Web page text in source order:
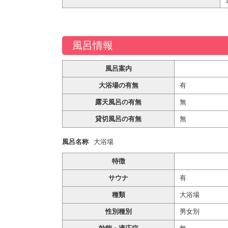
風呂情報
風呂案内
大浴場の有無 有
露天風呂の有無 無
貸切風呂の有無 無
風呂名称 大浴場
特徴
サウナ 有
種類 大浴場
性別種別 男女別